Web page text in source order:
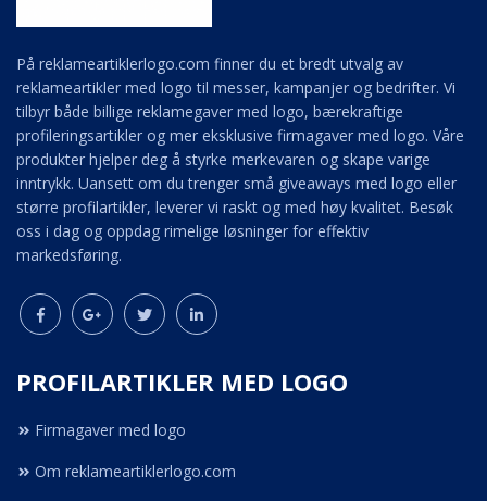
På reklameartiklerlogo.com finner du et bredt utvalg av
reklameartikler med logo til messer, kampanjer og bedrifter. Vi
tilbyr både billige reklamegaver med logo, bærekraftige
profileringsartikler og mer eksklusive firmagaver med logo. Våre
produkter hjelper deg å styrke merkevaren og skape varige
inntrykk. Uansett om du trenger små giveaways med logo eller
større profilartikler, leverer vi raskt og med høy kvalitet. Besøk
oss i dag og oppdag rimelige løsninger for effektiv
markedsføring.
PROFILARTIKLER MED LOGO
Firmagaver med logo
Om reklameartiklerlogo.com